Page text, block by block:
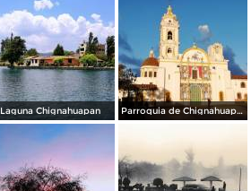
Laguna Chignahuapan Parroquia de Chignahuapan